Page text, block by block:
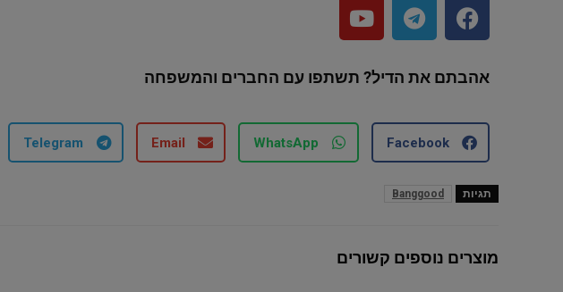
אהבתם את הדיל? תשתפו עם החברים והמשפחה
Facebook
WhatsApp
Email
Telegram
תגיות Banggood
מוצרים נוספים קשורים